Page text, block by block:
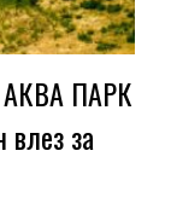
ПАРК
за